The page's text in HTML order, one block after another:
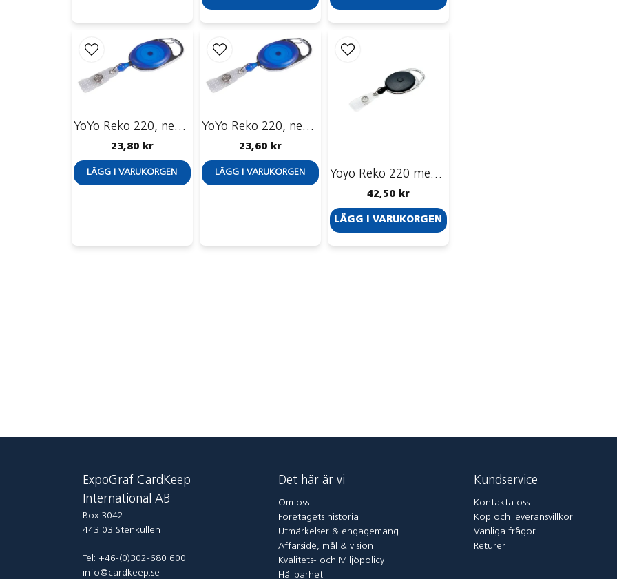
YoYo Reko 220, nedsänkt med ID-strip
23,80 kr
LÄGG I VARUKORGEN
YoYo Reko 220, nedsänkt med ID-strip och bältesklämma
23,60 kr
LÄGG I VARUKORGEN Yoyo Reko 220 med stoppknapp
42,50 kr
LÄGG I VARUKORGEN
ExpoGraf CardKeep
International AB
Box 3042
443 03 Stenkullen
Tel: +46-(0)302-680 600
info@cardkeep.se
Det här är vi
Om oss
Företagets historia
Utmärkelser & engagemang
Affärsidé, mål & vision
Kvalitets- och Miljöpolicy
Hållbarhet
Kundservice
Kontakta oss
Köp och leveransvillkor
Vanliga frågor
Returer